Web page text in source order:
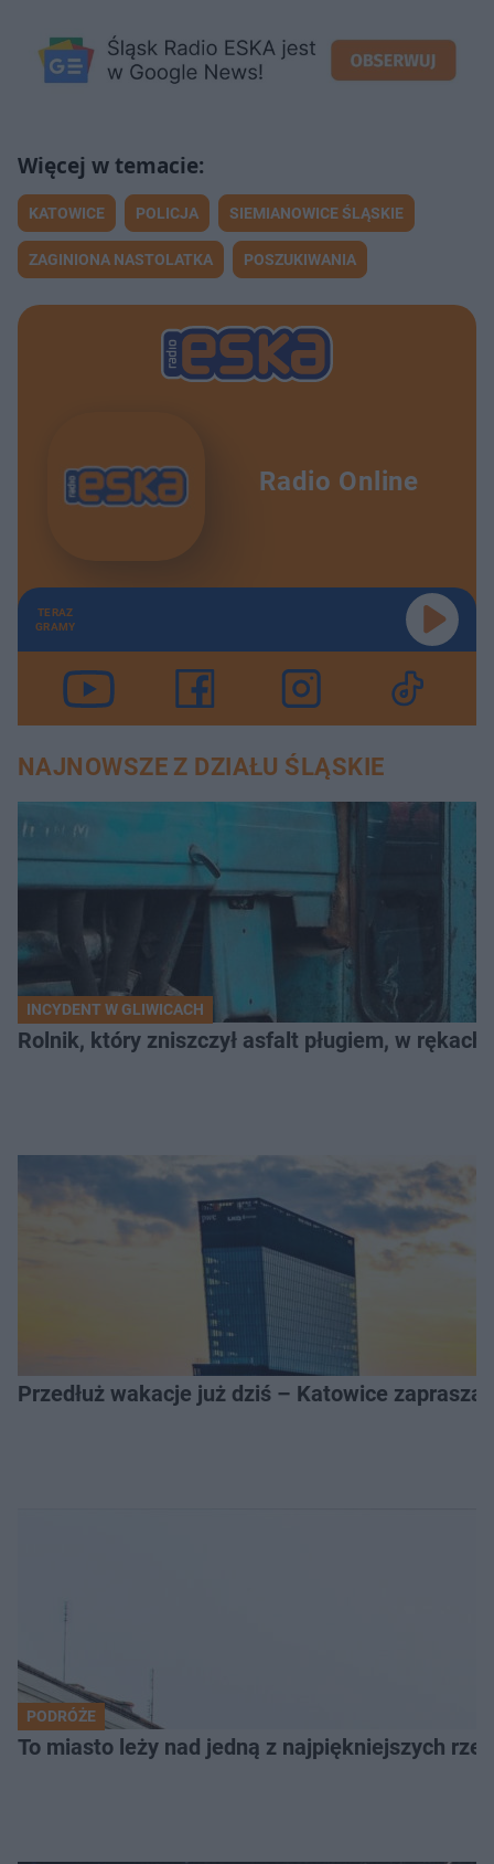
KATOWICE POLICJA SIEMIANOWICE ŚLĄSKIE
ZAGINIONA NASTOLATKA POSZUKIWANIA
Radio Online
TERAZ
GRAMY
NAJNOWSZE Z DZIAŁU ŚLĄSKIE
INCYDENT W GLIWICACH
Rolnik, który zniszczył asfalt pługiem, w
Przedłuż wakacje już dziś – Katowice
PODRÓŻE
To miasto leży nad jedną z najpiękniejszych